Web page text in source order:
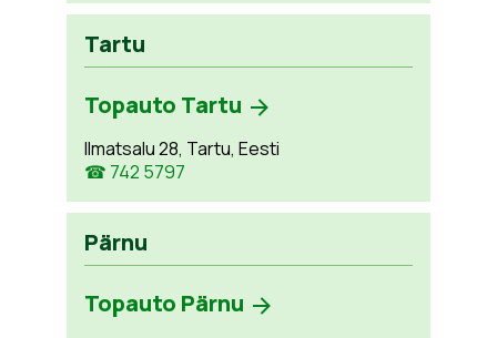
Tartu
Topauto Tartu
Ilmatsalu 28, Tartu, Eesti
☎ 742 5797
Pärnu
Topauto Pärnu